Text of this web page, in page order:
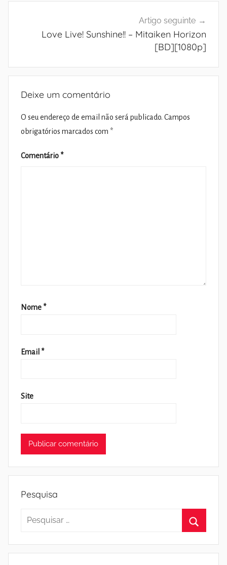
Artigo seguinte
Love Live! Sunshine!! – Mitaiken Horizon
[BD][1080p]
Deixe um comentário
O seu endereço de email não será publicado. Campos
obrigatórios marcados com *
Comentário *
Nome *
Email *
Site
Pesquisa
Pesquisar